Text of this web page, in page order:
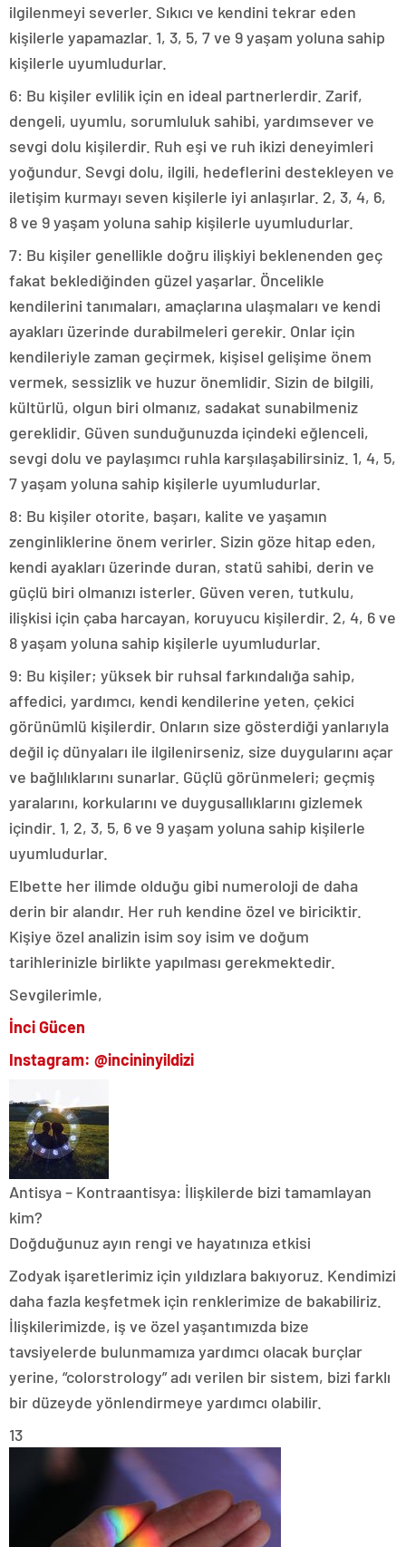
ilgilenmeyi severler. Sıkıcı ve kendini tekrar eden
kişilerle yapamazlar. 1, 3, 5, 7 ve 9 yaşam yoluna sahip
kişilerle uyumludurlar.
6: Bu kişiler evlilik için en ideal partnerlerdir. Zarif,
dengeli, uyumlu, sorumluluk sahibi, yardımsever ve
sevgi dolu kişilerdir. Ruh eşi ve ruh ikizi deneyimleri
yoğundur. Sevgi dolu, ilgili, hedeflerini destekleyen ve
iletişim kurmayı seven kişilerle iyi anlaşırlar. 2, 3, 4, 6,
8 ve 9 yaşam yoluna sahip kişilerle uyumludurlar.
7: Bu kişiler genellikle doğru ilişkiyi beklenenden geç
fakat beklediğinden güzel yaşarlar. Öncelikle
kendilerini tanımaları, amaçlarına ulaşmaları ve kendi
ayakları üzerinde durabilmeleri gerekir. Onlar için
kendileriyle zaman geçirmek, kişisel gelişime önem
vermek, sessizlik ve huzur önemlidir. Sizin de bilgili,
kültürlü, olgun biri olmanız, sadakat sunabilmeniz
gereklidir. Güven sunduğunuzda içindeki eğlenceli,
sevgi dolu ve paylaşımcı ruhla karşılaşabilirsiniz. 1, 4, 5,
7 yaşam yoluna sahip kişilerle uyumludurlar.
8: Bu kişiler otorite, başarı, kalite ve yaşamın
zenginliklerine önem verirler. Sizin göze hitap eden,
kendi ayakları üzerinde duran, statü sahibi, derin ve
güçlü biri olmanızı isterler. Güven veren, tutkulu,
ilişkisi için çaba harcayan, koruyucu kişilerdir. 2, 4, 6 ve
8 yaşam yoluna sahip kişilerle uyumludurlar.
9: Bu kişiler; yüksek bir ruhsal farkındalığa sahip,
affedici, yardımcı, kendi kendilerine yeten, çekici
görünümlü kişilerdir. Onların size gösterdiği yanlarıyla
değil iç dünyaları ile ilgilenirseniz, size duygularını açar
ve bağlılıklarını sunarlar. Güçlü görünmeleri; geçmiş
yaralarını, korkularını ve duygusallıklarını gizlemek
içindir. 1, 2, 3, 5, 6 ve 9 yaşam yoluna sahip kişilerle
uyumludurlar.
Elbette her ilimde olduğu gibi numeroloji de daha
derin bir alandır. Her ruh kendine özel ve biriciktir.
Kişiye özel analizin isim soy isim ve doğum
tarihlerinizle birlikte yapılması gerekmektedir.
Sevgilerimle,
İnci Gücen
Instagram: @incininyildizi
Antisya – Kontraantisya: İlişkilerde bizi tamamlayan
kim?
Doğduğunuz ayın rengi ve hayatınıza etkisi
Zodyak işaretlerimiz için yıldızlara bakıyoruz. Kendimizi
daha fazla keşfetmek için renklerimize de bakabiliriz.
İlişkilerimizde, iş ve özel yaşantımızda bize
tavsiyelerde bulunmamıza yardımcı olacak burçlar
yerine, “colorstrology” adı verilen bir sistem, bizi farklı
bir düzeyde yönlendirmeye yardımcı olabilir.
13